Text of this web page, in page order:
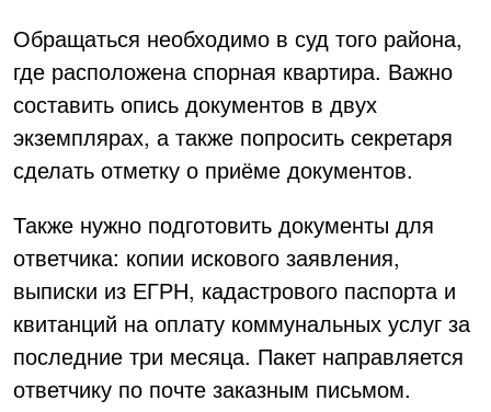
Обращаться необходимо в суд того района,
где расположена спорная квартира. Важно
составить опись документов в двух
экземплярах, а также попросить секретаря
сделать отметку о приёме документов.
Также нужно подготовить документы для
ответчика: копии искового заявления,
выписки из ЕГРН, кадастрового паспорта и
квитанций на оплату коммунальных услуг за
последние три месяца. Пакет направляется
ответчику по почте заказным письмом.